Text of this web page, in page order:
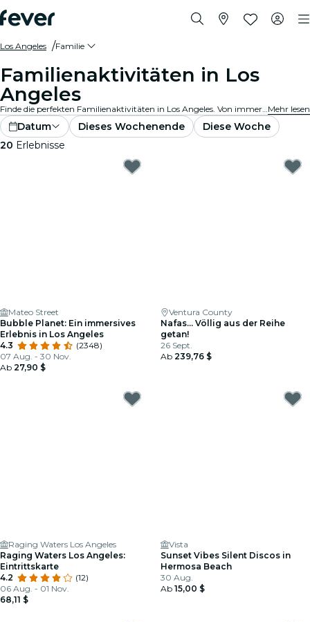
Los Angeles Familie
Familienaktivitäten in Los
Angeles
Finde die perfekten Familienaktivitäten in Los Angeles. Von immersiven Ausstellungen bis Museen, hier gibt es etwas für alle Altersgruppen!Mehr lesen
Datum Dieses Wochenende
Diese Woche
20 Erlebnisse
Mateo Street
Bubble Planet: Ein immersives
Erlebnis in Los Angeles
4.3
(2348)
07 Aug. - 30 Nov.
Ab 27,90 $
Ventura County
Nafas… Völlig aus der Reihe
getan!
26 Sept.
Ab 239,76 $
Raging Waters Los Angeles
Raging Waters Los Angeles:
Eintrittskarte
4.2
(12)
06 Aug. - 01 Nov.
68,11 $
Vista
Sunset Vibes Silent Discos in
Hermosa Beach
30 Aug.
Ab 15,00 $